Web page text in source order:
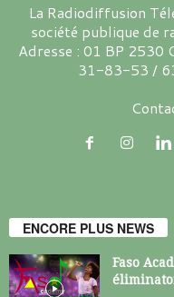
La Radiodiffusion
société publique de
Adresse : 01 BP 2530
31-83-53 /
ENCORE PLUS NEWS
Faso